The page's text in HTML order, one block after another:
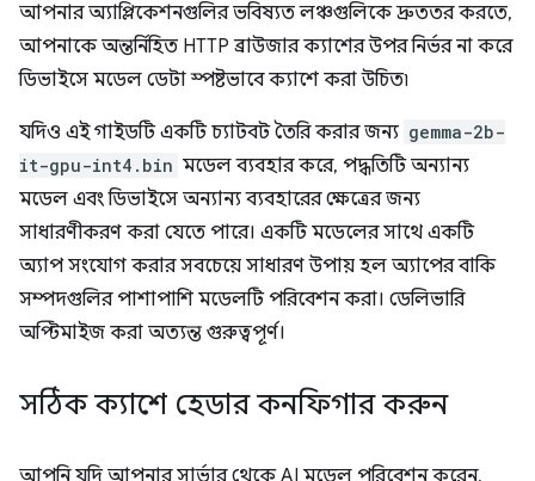
আপনার অ্যাপ্লিকেশনগুলির ভবিষ্যত লঞ্চগুলিকে দ্রুততর করতে,
আপনাকে অন্তর্নিহিত HTTP ব্রাউজার ক্যাশের উপর নির্ভর না করে
ডিভাইসে মডেল ডেটা স্পষ্টভাবে ক্যাশে করা উচিত৷
যদিও এই গাইডটি একটি চ্যাটবট তৈরি করার জন্য gemma-2b-
it-gpu-int4.bin মডেল ব্যবহার করে, পদ্ধতিটি অন্যান্য
মডেল এবং ডিভাইসে অন্যান্য ব্যবহারের ক্ষেত্রের জন্য
সাধারণীকরণ করা যেতে পারে। একটি মডেলের সাথে একটি
অ্যাপ সংযোগ করার সবচেয়ে সাধারণ উপায় হল অ্যাপের বাকি
সম্পদগুলির পাশাপাশি মডেলটি পরিবেশন করা। ডেলিভারি
অপ্টিমাইজ করা অত্যন্ত গুরুত্বপূর্ণ।
সঠিক ক্যাশে হেডার কনফিগার করুন